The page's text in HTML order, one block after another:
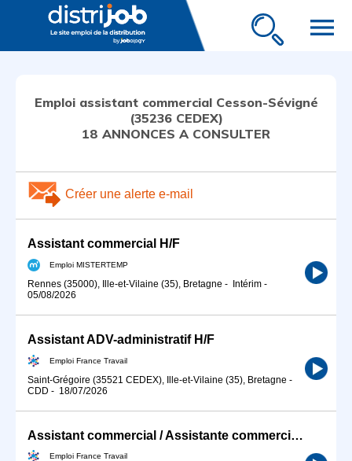
menu
Emploi assistant commercial Cesson-Sévigné
(35236 CEDEX)
18 ANNONCES A CONSULTER
Créer une alerte e-mail
Assistant commercial H/F
Emploi MISTERTEMP
Rennes (35000), Ille-et-Vilaine (35), Bretagne - Intérim -
05/08/2026
Assistant ADV-administratif H/F
Emploi France Travail
Saint-Grégoire (35521 CEDEX), Ille-et-Vilaine (35), Bretagne -
CDD - 18/07/2026
Assistant commercial / Assistante commerciale
Emploi France Travail